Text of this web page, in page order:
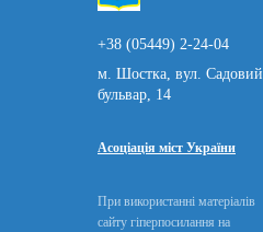
+38 (05449) 2-24-04
м. Шостка, вул. Садовий
бульвар, 14
Асоціація міст України
При використанні матеріалів
сайту гіперпосилання на